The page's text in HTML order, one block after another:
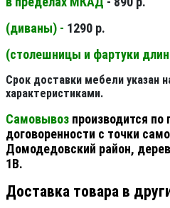
(диваны) - 1290 р.
(столешницы и фартуки
Срок доставки мебели указан
характеристиками.
Самовывоз производится по
договоренности с точки
Домодедовский район,
1В.
Доставка товара в